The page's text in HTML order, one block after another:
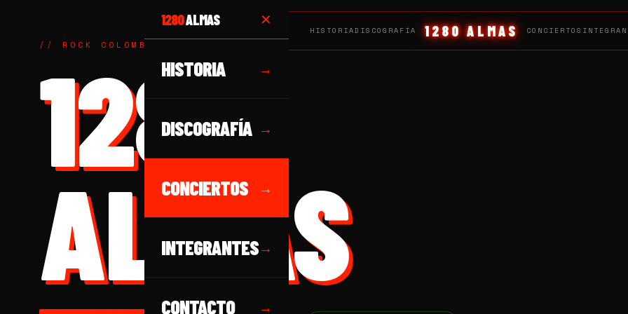
HISTORIADISCOGRAFÍA 1280 ALMAS CONCIERTOS
1280ALMAS ✕
HISTORIA →
DISCOGRAFÍA →
CONCIERTOS →
INTEGRANTES→
CONTACTO →
// ROCK COLOMBIANO DESDE 1989
1280
ALMAS